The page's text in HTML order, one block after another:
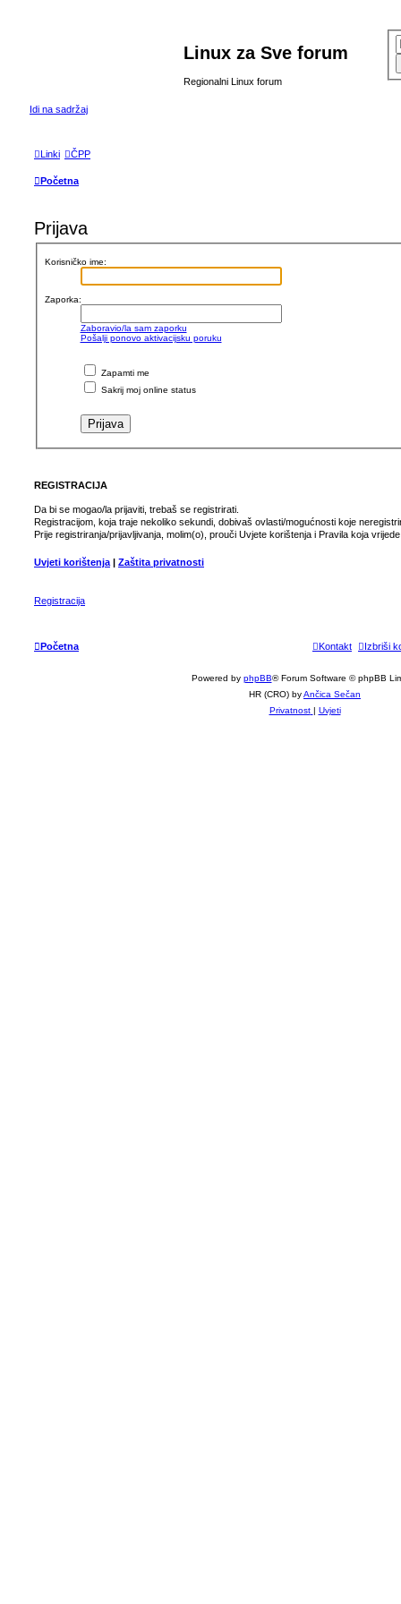
Linux za Sve forum
Regionalni Linux forum
Idi na sadržaj
Linki ČPP
Početna
Prijava
Korisničko ime:
Zaporka:
Zaboravio/la sam zaporku
Pošalji ponovo aktivacijsku poruku
Zapamti me
Sakrij moj online status
REGISTRACIJA
Da bi se mogao/la prijaviti, trebaš se registrirati.
Registracijom, koja traje nekoliko sekundi, dobivaš ovlasti/mogućnosti koje
Prije registriranja/prijavljivanja, molim(o), prouči Uvjete korištenja i Pravila koja
Uvjeti korištenja | Zaštita privatnosti
Registracija
Početna Izbriši
Kontakt
Powered by phpBB® Forum Software © phpBB
HR (CRO) byAnčica Sečan
Privatnost | Uvjeti